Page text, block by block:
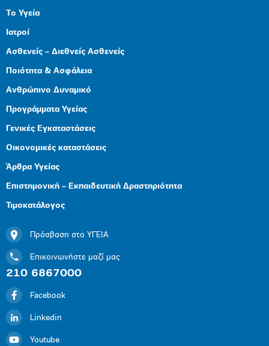
Το Υγεία
Ιατροί
Ασθενείς – Διεθνείς Ασθενείς
Ποιότητα & Ασφάλεια
Ανθρώπινο Δυναμικό
Προγράμματα Υγείας
Γενικές Εγκαταστάσεις
Οικονομικές καταστάσεις
Άρθρα Υγείας
Επιστημονική – Εκπαιδευτική Δραστηριότητα
Τιμοκατάλογος
Πρόσβαση στο ΥΓΕΙΑ
Επικοινωνήστε μαζί μας
210 6867000
Facebook
Linkedin
Youtube